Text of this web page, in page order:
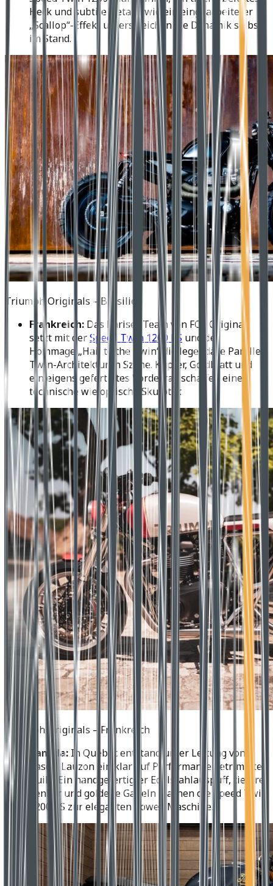
Heck und subtile Details wie ein eingearbeiteter
„Scallop“-Effekt unterstreichen die Dynamik selbst
im Stand.
Triumph Originals – Brasilien
Frankreich: Das Pariser Team von FCR Original
setzt mit derSpeed Twin 1200 RS und der
Hommage „Hail to the Twin“ die legendäre Parallel-
Twin-Architektur in Szene. Kupfer, Goldblatt und
ein eigens gefertigtes Vorderrad schaffen eine
technische wie optische Skulptur.
Triumph Originals – Frankreich
Kanada: In Québec entstand unter Leitung von
Pascal Lauzon ein klar auf Performance getrimmter
Build. Ein handgefertigter Edelstahlauspuff, tiefere
Lenker und goldene Gabeln machen die Speed Twin
1200 RS zur eleganten Power-Maschine.